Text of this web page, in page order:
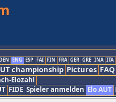
ENG ESP FAI FIN FRA GER GRE INA ITA
championship Pictures FAQ
Elozahl
FIDE Spieler anmelden Elo AUT